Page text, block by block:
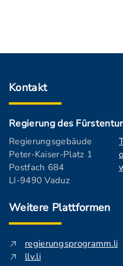
Kontakt
Regierung des
Regierungsgebäude
Peter-Kaiser-Platz 1
Postfach 684
LI-9490 Vaduz
Weitere Plattformen
regierungsprogramm.li
llv.li